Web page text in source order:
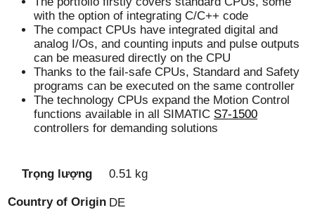
with the option of integrating C/C++ code
The compact CPUs have integrated digital and
analog I/Os, and counting inputs and pulse outputs
can be measured directly on the CPU
Thanks to the fail-safe CPUs, Standard and Safety
programs can be executed on the same controller
The technology CPUs expand the Motion Control
functions available in all SIMATIC S7-1500
controllers for demanding solutions
Trọng lượng 0.51 kg
Country of Origin DE